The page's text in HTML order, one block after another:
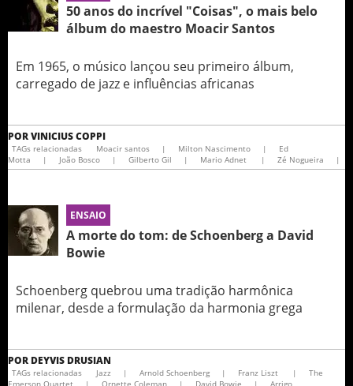
50 anos do incrível "Coisas", o mais belo
álbum do maestro Moacir Santos
Em 1965, o músico lançou seu primeiro álbum,
carregado de jazz e influências africanas
PORVINICIUS COPPI
TAGs relacionadas Moacir santos | Milton Nascimento |
Ed
Motta
| João Bosco | Gilberto Gil | Mario Adnet | Zé Nogueira |
ENSAIO
A morte do tom: de Schoenberg a David
Bowie
Schoenberg quebrou uma tradição harmônica
milenar, desde a formulação da harmonia grega
POR DEYVIS DRUSIAN
TAGs relacionadas Jazz | Arnold Schoenberg | Franz Liszt |
The
Emerson Quartet
| Ornette Coleman | David Bowie | Arrigo